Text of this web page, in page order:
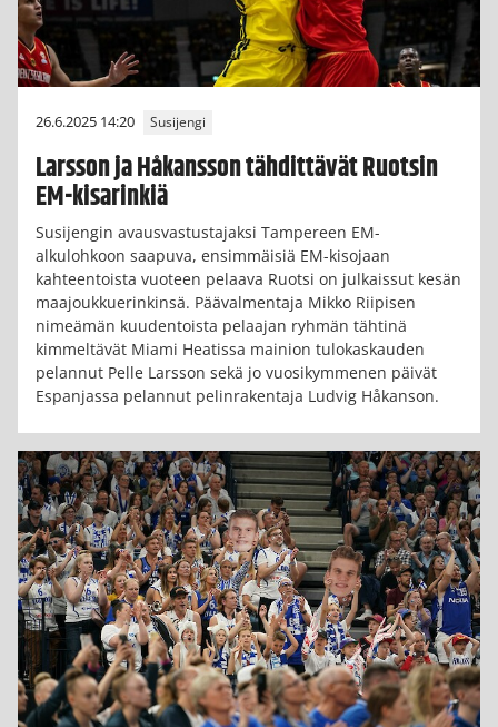
26.6.2025 14:20 Susijengi
Larsson ja Håkansson tähdittävät Ruotsin
EM-kisarinkiä
Susijengin avausvastustajaksi Tampereen EM-
alkulohkoon saapuva, ensimmäisiä EM-kisojaan
kahteentoista vuoteen pelaava Ruotsi on julkaissut kesän
maajoukkuerinkinsä. Päävalmentaja Mikko Riipisen
nimeämän kuudentoista pelaajan ryhmän tähtinä
kimmeltävät Miami Heatissa mainion tulokaskauden
pelannut Pelle Larsson sekä jo vuosikymmenen päivät
Espanjassa pelannut pelinrakentaja Ludvig Håkanson.